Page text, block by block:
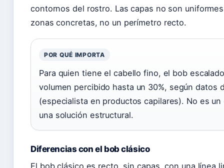
contornos del rostro. Las capas no son
zonas concretas, no un perímetro recto.
POR QUÉ IMPORTA
Para quien tiene el cabello fino, el bob
volumen percibido hasta un 30%, según datos
(especialista en productos capilares). No es
una solución estructural.
Diferencias con el bob clásico
El bob clásico es recto, sin capas, con una línea